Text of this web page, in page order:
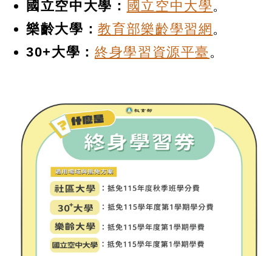
國立空中大學： 國立空中大學。
樂齡大學：教育部樂齡學習網 。
30+大學： 終身學習資源平臺 。